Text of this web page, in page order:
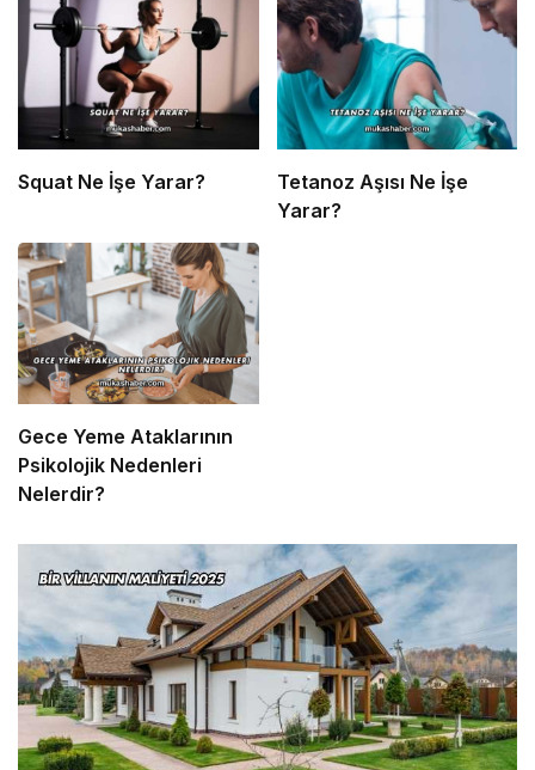
Squat Ne İşe Yarar?
Tetanoz Aşısı Ne İşe
Yarar?
Gece Yeme Ataklarının
Psikolojik Nedenleri
Nelerdir?